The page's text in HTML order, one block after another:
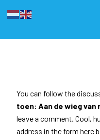
You can follow the
toen: Aan de wieg van
leave a comment. Cool,
address in the form here